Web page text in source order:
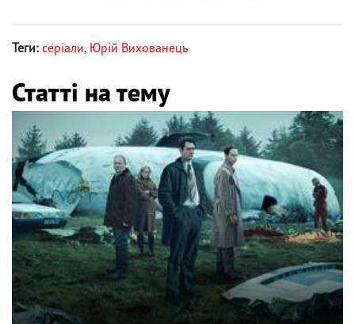
Теги: серіали, Юрій Вихованець
Статті на тему